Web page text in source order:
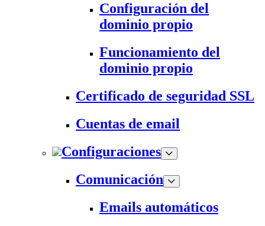
Configuración del
dominio propio
Funcionamiento del
dominio propio
Certificado de seguridad SSL
Cuentas de email
Configuraciones
Comunicación
Emails automáticos